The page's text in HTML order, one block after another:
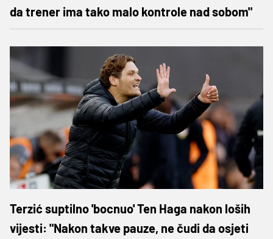
da trener ima tako malo kontrole nad sobom"
Terzić suptilno 'bocnuo' Ten Haga nakon loših
vijesti: "Nakon takve pauze, ne čudi da osjeti